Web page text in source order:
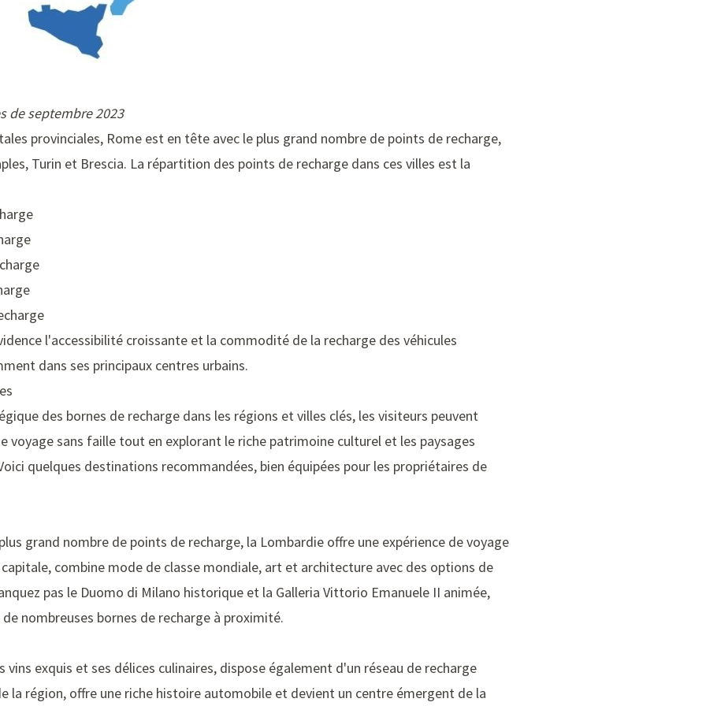
de septembre 2023
provinciales, Rome est en tête avec le plus grand nombre de points de recharge,
Turin et Brescia. La répartition des points de recharge dans ces villes est la
l'accessibilité croissante et la commodité de la recharge des véhicules
dans ses principaux centres urbains.
des bornes de recharge dans les régions et villes clés, les visiteurs peuvent
voyage sans faille tout en explorant le riche patrimoine culturel et les paysages
quelques destinations recommandées, bien équipées pour les propriétaires de
grand nombre de points de recharge, la Lombardie offre une expérience de voyage
capitale, combine mode de classe mondiale, art et architecture avec des options de
pas le Duomo di Milano historique et la Galleria Vittorio Emanuele II animée,
nombreuses bornes de recharge à proximité.
vins exquis et ses délices culinaires, dispose également d'un réseau de recharge
la région, offre une riche histoire automobile et devient un centre émergent de la